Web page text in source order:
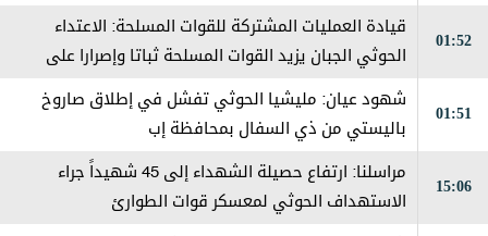
01:52
قيادة العمليات المشتركة للقوات المسلحة: الاعتداء
الحوثي الجبان يزيد القوات المسلحة ثباتا وإصرارا على
01:51
شهود عيان: ‏مليشيا الحوثي تفشل في إطلاق صاروخ
باليستي من ذي السفال بمحافظة إب
15:06
مراسلنا: ارتفاع حصيلة الشهداء إلى 45 شهيداً جراء
الاستهداف الحوثي لمعسكر قوات الطوارئ